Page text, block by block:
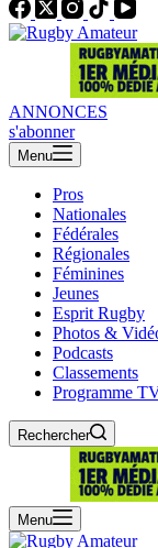
ANNONCES
s'abonner
Menu
Pros
Nationales
Fédérales
Régionales
Féminines
Jeunes
Esprit Rugby
Photos &
Podcasts
Classements
Programme
Rechercher
Menu